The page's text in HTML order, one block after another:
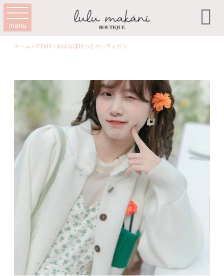
menu 
ホーム >ITEMS >おはなぽけっとカーディガン